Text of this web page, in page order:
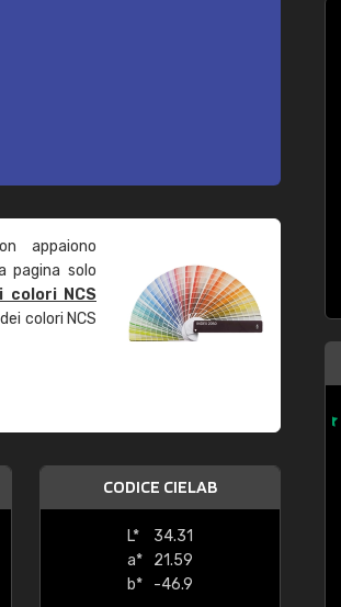
appaiono
pagina solo
NCS
colori NCS
CODICE CIELAB
L*
34.31
a*
21.59
b*
-46.9
servizio"